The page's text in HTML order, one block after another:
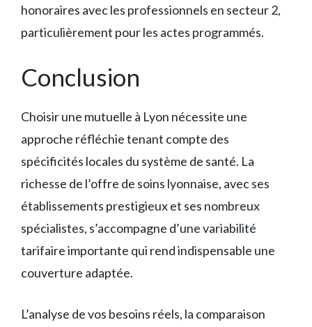
honoraires avec les professionnels en secteur 2,
particulièrement pour les actes programmés.
Conclusion
Choisir une mutuelle à Lyon nécessite une
approche réfléchie tenant compte des
spécificités locales du système de santé. La
richesse de l’offre de soins lyonnaise, avec ses
établissements prestigieux et ses nombreux
spécialistes, s’accompagne d’une variabilité
tarifaire importante qui rend indispensable une
couverture adaptée.
L’analyse de vos besoins réels, la comparaison